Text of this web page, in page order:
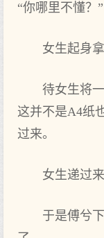
“你哪里不懂？”
女生起身
待女生将
这并不是A4纸
过来。
女生递过
于是傅兮